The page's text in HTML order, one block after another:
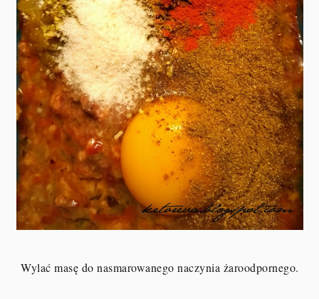
Wylać masę do nasmarowanego naczynia żaroodpornego.